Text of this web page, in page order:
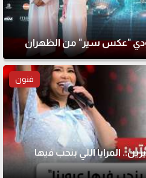
"عكس سير" من الظهران
فنون
المرايا اللي بنحب فيها